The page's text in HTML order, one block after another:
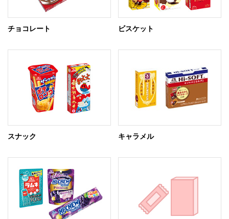
チョコレート ビスケット
スナック キャラメル